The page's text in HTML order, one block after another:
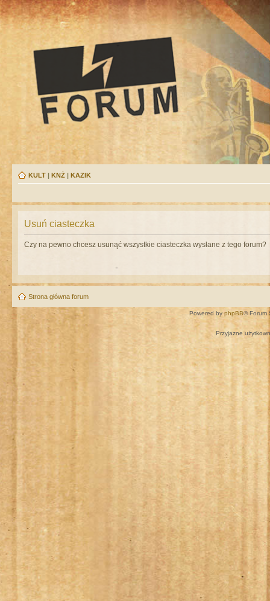
KULT | KNŻ | KAZIK
Usuń ciasteczka
Czy na pewno chcesz usunąć wszystkie ciasteczka wysłane z tego forum?
Strona główna forum
Powered by phpBB® Forum
Przyjazne